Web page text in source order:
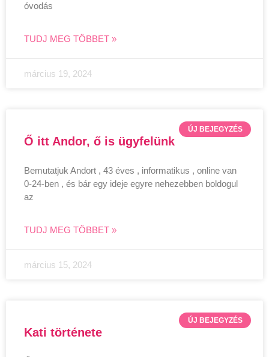
óvodás
TUDJ MEG TÖBBET »
március 19, 2024
ÚJ BEJEGYZÉS
Ő itt Andor, ő is ügyfelünk
Bemutatjuk Andort , 43 éves , informatikus , online van
0-24-ben , és bár egy ideje egyre nehezebben boldogul
az
TUDJ MEG TÖBBET »
március 15, 2024
ÚJ BEJEGYZÉS
Kati története